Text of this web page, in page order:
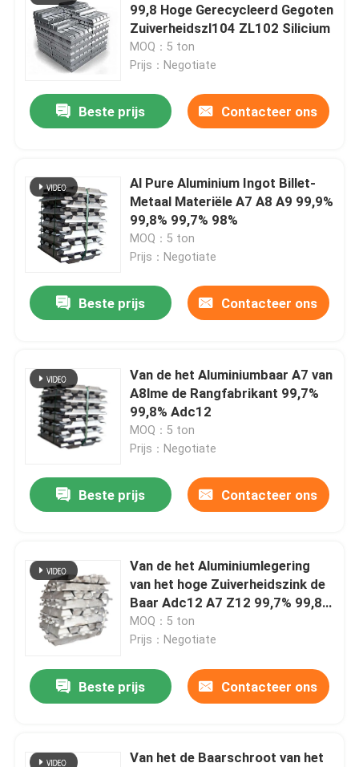
99,8 Hoge Gerecycleerd Gegoten
Zuiverheidszl104 ZL102 Silicium
MOQ：5 ton
Prijs：Negotiate
Beste prijs Contacteer ons
Al Pure Aluminium Ingot Billet-
Metaal Materiële A7 A8 A9 99,9%
99,8% 99,7% 98%
MOQ：5 ton
Prijs：Negotiate
Beste prijs Contacteer ons
Van de het Aluminiumbaar A7 van
A8lme de Rangfabrikant 99,7%
99,8% Adc12
MOQ：5 ton
Prijs：Negotiate
Beste prijs Contacteer ons
Van de het Aluminiumlegering
van het hoge Zuiverheidszink de
Baar Adc12 A7 Z12 99,7% 99,8%
99,9%
MOQ：5 ton
Prijs：Negotiate
Beste prijs Contacteer ons
Van het de Baarschroot van het